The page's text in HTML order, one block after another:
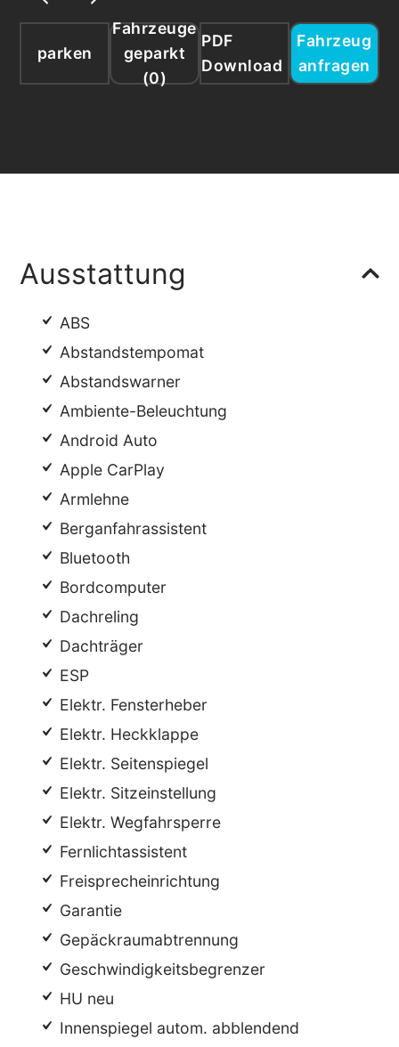
parken
Fahrzeuge
geparkt
(0)
PDF
Download
Fahrzeug
anfragen
Ausstattung
ABS
Abstandstempomat
Abstandswarner
Ambiente-Beleuchtung
Android Auto
Apple CarPlay
Armlehne
Berganfahrassistent
Bluetooth
Bordcomputer
Dachreling
Dachträger
ESP
Elektr. Fensterheber
Elektr. Heckklappe
Elektr. Seitenspiegel
Elektr. Sitzeinstellung
Elektr. Wegfahrsperre
Fernlichtassistent
Freisprecheinrichtung
Garantie
Gepäckraumabtrennung
Geschwindigkeitsbegrenzer
HU neu
Innenspiegel autom. abblendend